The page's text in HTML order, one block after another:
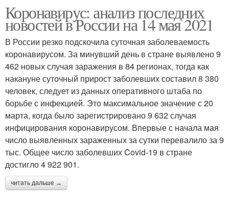
Коронавирус: анализ последних
новостей в России на 14 мая 2021
В России резко подскочила суточная заболеваемость
коронавирусом. За минувший день в стране выявлено 9
462 новых случая заражения в 84 регионах, тогда как
накануне суточный прирост заболевших составил 8 380
человек, следует из данных оперативного штаба по
борьбе с инфекцией. Это максимальное значение с 20
марта, когда было зарегистрировано 9 632 случая
инфицирования коронавирусом. Впервые с начала мая
число выявленных зараженных за сутки перевалило за 9
тыс. Общее число заболевших Covid-19 в стране
достигло 4 922 901.
читать дальше →